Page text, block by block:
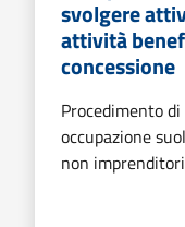
svolgere
attività
concessione
Procedimento
occupazione
non